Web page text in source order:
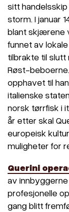
sitt
storm. I januar
blant skjærene
funnet av
tilbrakte til
Røst-
opphavet til
italienske
norsk tørrfisk i
år etter skal
europeisk
muligheter for
Querini
av
profesjonelle
gang blitt